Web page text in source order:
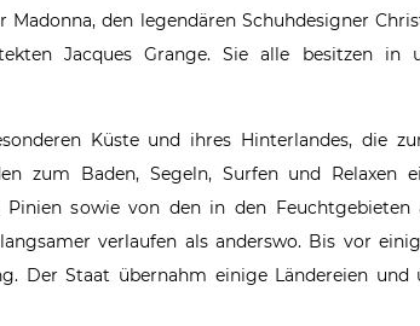
den legendären Schuhdesigner
Jacques Grange. Sie alle besitzen in
Küste und ihres Hinterlandes, die
zum Baden, Segeln, Surfen und Relaxen
sowie von den in den Feuchtgebieten
verlaufen als anderswo. Bis vor
Der Staat übernahm einige Ländereien